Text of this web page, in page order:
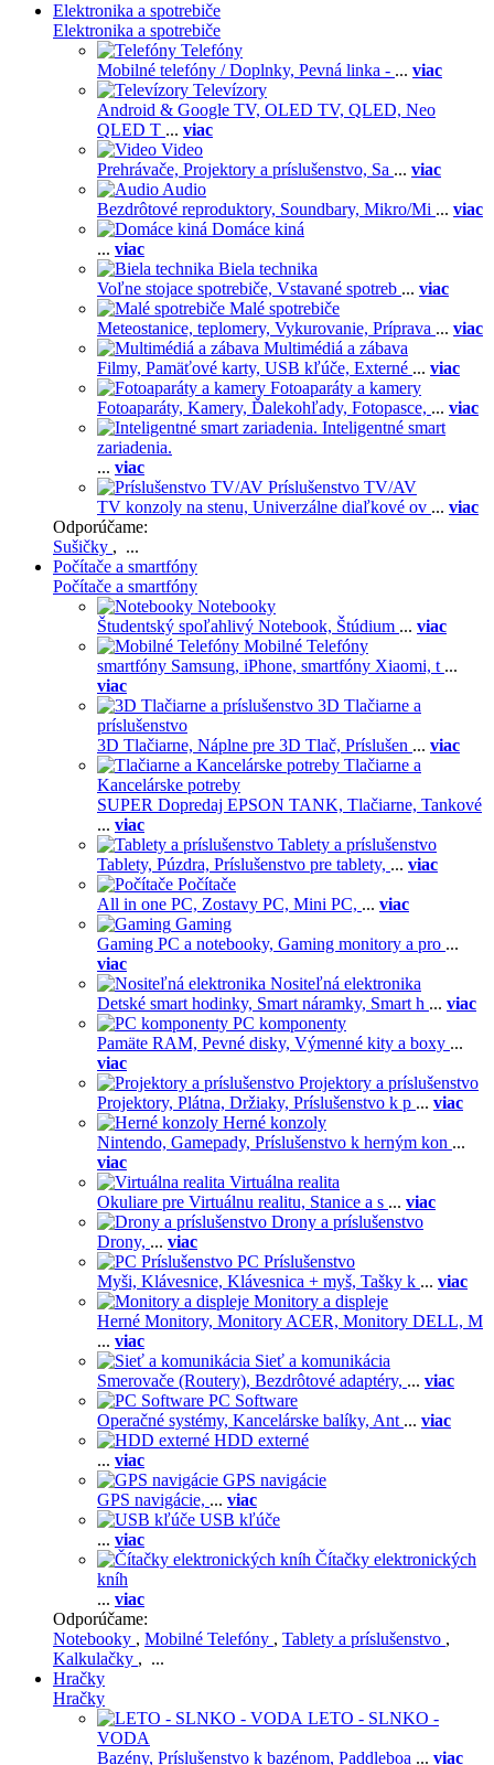
Elektronika a spotrebiče
Elektronika a spotrebiče
Telefóny
Mobilné telefóny / Doplnky, Pevná linka - ... viac
Televízory
Android & Google TV, OLED TV, QLED, Neo
QLED T ... viac
Video
Prehrávače, Projektory a príslušenstvo, Sa ... viac
Audio
Bezdrôtové reproduktory, Soundbary, Mikro/Mi ... viac
Domáce kiná
... viac
Biela technika
Voľne stojace spotrebiče, Vstavané spotreb ... viac
Malé spotrebiče
Meteostanice, teplomery, Vykurovanie, Príprava ... viac
Multimédiá a zábava
Filmy, Pamäťové karty, USB kľúče, Externé ... viac
Fotoaparáty a kamery
Fotoaparáty, Kamery, Ďalekohľady, Fotopasce, ... viac
Inteligentné smart
zariadenia.
... viac
Príslušenstvo TV/AV
TV konzoly na stenu, Univerzálne diaľkové ov ... viac
Odporúčame:
Sušičky , ...
Počítače a smartfóny
Počítače a smartfóny
Notebooky
Študentský spoľahlivý Notebook, Štúdium ... viac
Mobilné Telefóny
smartfóny Samsung, iPhone, smartfóny Xiaomi, t ...
viac
3D Tlačiarne a
príslušenstvo
3D Tlačiarne, Náplne pre 3D Tlač, Príslušen ... viac
Tlačiarne a
Kancelárske potreby
SUPER Dopredaj EPSON TANK, Tlačiarne, Tankové
... viac
Tablety a príslušenstvo
Tablety, Púzdra, Príslušenstvo pre tablety, ... viac
Počítače
All in one PC, Zostavy PC, Mini PC, ... viac
Gaming
Gaming PC a notebooky, Gaming monitory a pro ...
viac
Nositeľná elektronika
Detské smart hodinky, Smart náramky, Smart h ... viac
PC komponenty
Pamäte RAM, Pevné disky, Výmenné kity a boxy ...
viac
Projektory a príslušenstvo
Projektory, Plátna, Držiaky, Príslušenstvo k p ... viac
Herné konzoly
Nintendo, Gamepady, Príslušenstvo k herným kon ...
viac
Virtuálna realita
Okuliare pre Virtuálnu realitu, Stanice a s ... viac
Drony a príslušenstvo
Drony, ... viac
PC Príslušenstvo
Myši, Klávesnice, Klávesnica + myš, Tašky k ... viac
Monitory a displeje
Herné Monitory, Monitory ACER, Monitory DELL, M
... viac
Sieť a komunikácia
Smerovače (Routery), Bezdrôtové adaptéry, ... viac
PC Software
Operačné systémy, Kancelárske balíky, Ant ... viac
HDD externé
... viac
GPS navigácie
GPS navigácie, ... viac
USB kľúče
... viac
Čítačky elektronických
kníh
... viac
Odporúčame:
Notebooky , Mobilné Telefóny , Tablety a príslušenstvo ,
Kalkulačky , ...
Hračky
Hračky
LETO - SLNKO -
VODA
Bazény, Príslušenstvo k bazénom, Paddleboa ... viac